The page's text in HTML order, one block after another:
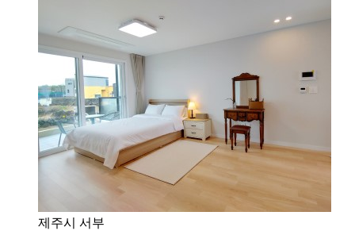
제주시 서부